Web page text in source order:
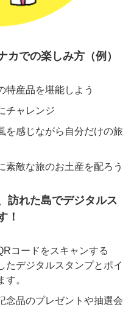
カでの楽しみ方（例）
特産品を堪能しよう
チャレンジ
を感じながら自分だけの旅
素敵な旅のお土産を配ろう
訪れた島でデジタルス
！
コードをスキャンする
たデジタルスタンプとポイ
。
念品のプレゼントや抽選会